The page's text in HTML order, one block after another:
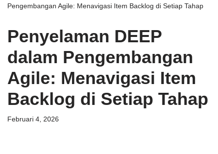
Pengembangan Agile: Menavigasi Item Backlog di Setiap Tahap
Penyelaman DEEP
dalam Pengembangan
Agile: Menavigasi Item
Backlog di Setiap Tahap
Februari 4, 2026